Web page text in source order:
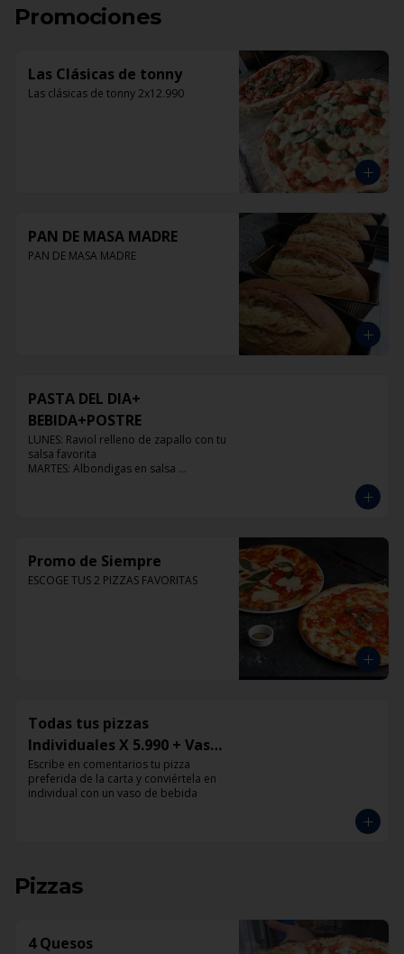
Promociones
Las Clásicas de tonny
Las clásicas de tonny 2x12.990
PAN DE MASA MADRE
PAN DE MASA MADRE
PASTA DEL DIA+
BEBIDA+POSTRE
LUNES: Raviol relleno de zapallo con tu
salsa favorita
MARTES: Albondigas en salsa
VIERNES: Raviol cabra con tu salsa
favorita
Promo de Siempre
ESCOGE TUS 2 PIZZAS FAVORITAS
Todas tus pizzas
Individuales X 5.990 + Vaso
de Bebida Grande
Escribe en comentarios tu pizza
preferida de la carta y conviértela en
individual con un vaso de bebida
Pizzas
4 Quesos